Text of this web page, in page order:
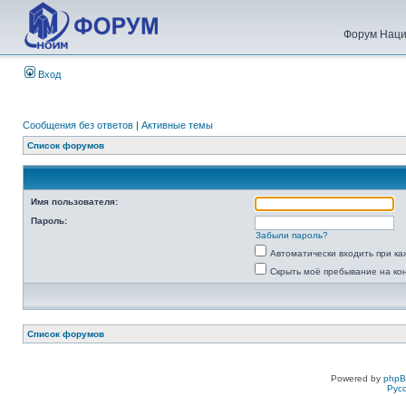
Форум
Вход
Сообщения без ответов | Активные темы
Список форумов
Имя пользователя:
Пароль:
Забыли пароль?
Автоматически входить при
Скрыть моё пребывание на
Список форумов
Powered by